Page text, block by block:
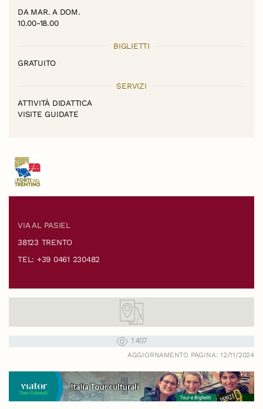
DA MAR. A DOM.
10.00-18.00
BIGLIETTI
GRATUITO
SERVIZI
ATTIVITÀ DIDATTICA
VISITE GUIDATE
VIA AL PASIEL
38123 TRENTO
TEL: +39 0461 230482
1407
AGGIORNAMENTO PAGINA: 12/11/2024